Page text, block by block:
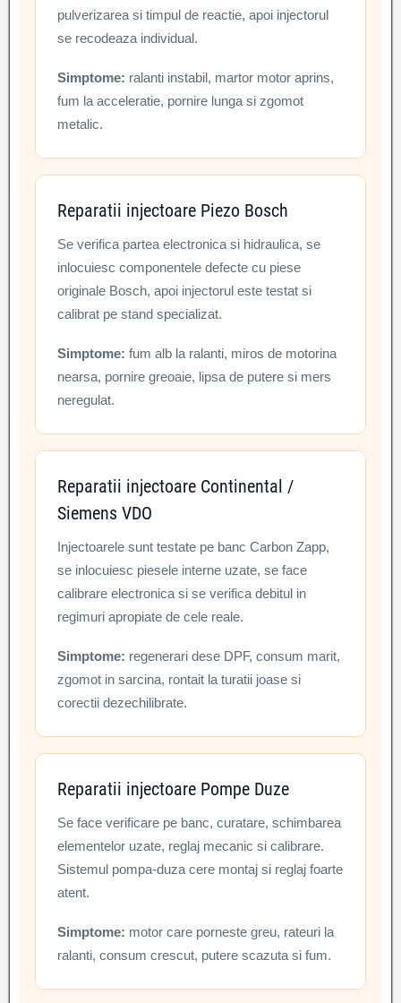
pulverizarea si timpul de reactie, apoi injectorul
se recodeaza individual.
Simptome: ralanti instabil, martor motor aprins,
fum la acceleratie, pornire lunga si zgomot
metalic.
Reparatii injectoare Piezo Bosch
Se verifica partea electronica si hidraulica, se
inlocuiesc componentele defecte cu piese
originale Bosch, apoi injectorul este testat si
calibrat pe stand specializat.
Simptome: fum alb la ralanti, miros de motorina
nearsa, pornire greoaie, lipsa de putere si mers
neregulat.
Reparatii injectoare Continental /
Siemens VDO
Injectoarele sunt testate pe banc Carbon Zapp,
se inlocuiesc piesele interne uzate, se face
calibrare electronica si se verifica debitul in
regimuri apropiate de cele reale.
Simptome: regenerari dese DPF, consum marit,
zgomot in sarcina, rontait la turatii joase si
corectii dezechilibrate.
Reparatii injectoare Pompe Duze
Se face verificare pe banc, curatare, schimbarea
elementelor uzate, reglaj mecanic si calibrare.
Sistemul pompa-duza cere montaj si reglaj foarte
atent.
Simptome: motor care porneste greu, rateuri la
ralanti, consum crescut, putere scazuta si fum.